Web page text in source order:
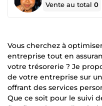
Vente au total0
Vous cherchez à
entreprise tout en
votre trésorerie ? Je
de votre entreprise sur
offrant des services
Que ce soit pour le suivi